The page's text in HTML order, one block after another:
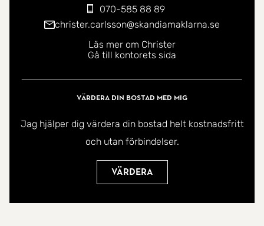
070-585 88 89
christer.carlsson@skandiamaklarna.se
Läs mer om Christer
Gå till kontorets sida
Värdera din bostad med mig
Jag hjälper dig värdera din bostad helt kostnadsfritt
och utan förbindelser.
Värdera